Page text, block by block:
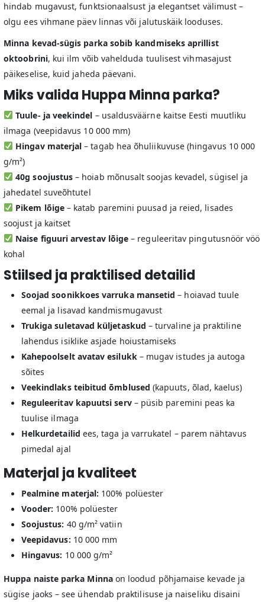
hindab mugavust, funktsionaalsust ja elegantset välimust –
olgu ees vihmane päev linnas või jalutuskäik looduses.
Minna kevad-sügis parka sobib kandmiseks aprillist
oktoobrini, kui ilm võib vahelduda tuulisest vihmasajust
päikeselise, kuid jaheda päevani.
Miks valida Huppa Minna parka?
Tuule- ja veekindel – usaldusväärne kaitse Eesti muutliku
ilmaga (veepidavus 10 000 mm)
Hingav materjal – tagab hea õhuliikuvuse (hingavus 10 000
g/m²)
40g soojustus – hoiab mõnusalt soojas kevadel, sügisel ja
jahedatel suveõhtutel
Pikem lõige– katab paremini puusad ja reied, lisades
soojust ja kaitset
Naise figuuri arvestav lõige – reguleeritav pingutusnöör vöö
kohal
Stiilsed ja praktilised detailid
Soojad soonikkoes varruka mansetid – hoiavad tuule
eemal ja lisavad kandmismugavust
Trukiga suletavad küljetaskud – turvaline ja praktiline
lahendus isiklike asjade hoiustamiseks
Kahepoolselt avatav esilukk– mugav istudes ja autoga
sõites
Veekindlaks teibitud õmblused (kapuuts, õlad, kaelus)
Reguleeritav kapuutsi serv– püsib paremini peas ka
tuulise ilmaga
Helkurdetailid ees, taga ja varrukatel – parem nähtavus
pimedal ajal
Materjal ja kvaliteet
Pealmine materjal: 100% polüester
Vooder: 100% polüester
Soojustus: 40 g/m² vatiin
Veepidavus: 10 000 mm
Hingavus: 10 000 g/m²
Huppa naiste parka Minnaon loodud põhjamaise kevade ja
sügise jaoks – see ühendab praktilisuse ja naiseliku disaini